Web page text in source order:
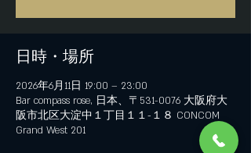
日時・場所
2026年6月11日 19:00 – 23:00
Bar compass rose, 日本、〒531-0076 大阪府大
阪市北区大淀中１丁目１１−１８ CONCOM
Grand West 201